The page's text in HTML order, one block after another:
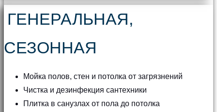
ГЕНЕРАЛЬНАЯ,
СЕЗОННАЯ
Мойка полов, стен и потолка от загрязнений
Чистка и дезинфекция сантехники
Плитка в санузлах от пола до потолка